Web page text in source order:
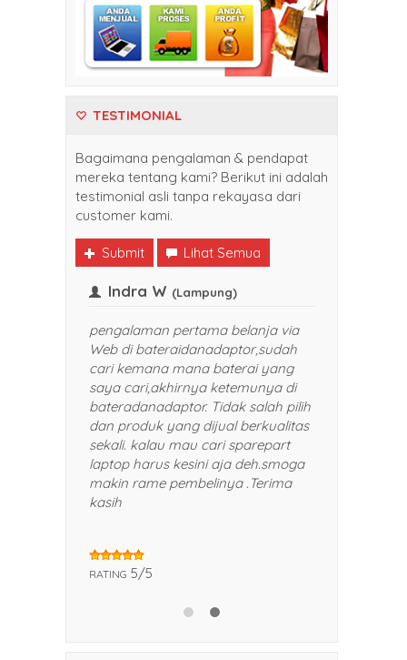
TESTIMONIAL
Bagaimana pengalaman & pendapat
mereka tentang kami? Berikut ini adalah
testimonial asli tanpa rekayasa dari
customer kami.
Submit Lihat Semua
Harganya
pelayanan yang
banget. Sukses selalu
rekomendasikan
dan kerabat saya.
Indra W
pengalaman pertama belanja via
Web di bateraidanadaptor,sudah
cari kemana mana baterai yang
saya cari,akhirnya ketemunya di
bateradanadaptor. Tidak salah pilih
dan produk yang dijual berkualitas
sekali. kalau mau cari sparepart
laptop harus kesini aja deh.smoga
makin rame pembelinya .Terima